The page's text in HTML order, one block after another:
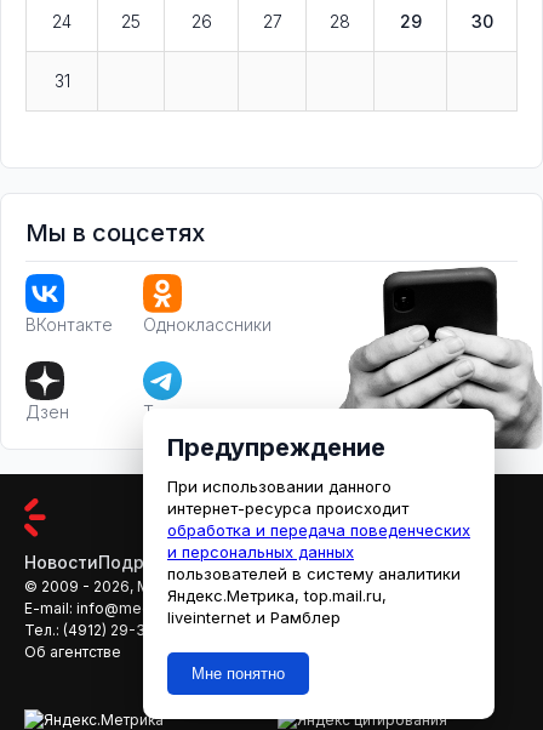
24 25 26 27 28 29 30
31
Мы в соцсетях
ВКонтакте Одноклассники
Дзен Телеграм
НовостиПодробностиАфишаКино
© 2009 - 2026, МЕДИАРЯЗАНЬ
E-mail: info@mediaryazan.ru
reklama@mediaryazan.ru
Тел.: (4912) 29-33-66
Об агентстве
Предупреждение
При использовании данного
интернет-ресурса происходит
обработка и передача поведенческих
и персональных данных
пользователей в систему аналитики
Яндекс.Метрика, top.mail.ru,
liveinternet и Рамблер
Мне понятно